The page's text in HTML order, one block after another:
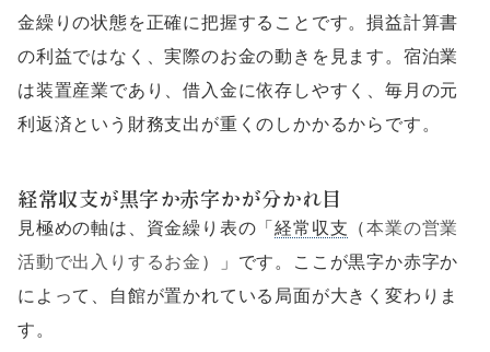
金繰りの状態を正確に把握することです。損益計算書
の利益ではなく、実際のお金の動きを見ます。宿泊業
は装置産業であり、借入金に依存しやすく、毎月の元
利返済という財務支出が重くのしかかるからです。
経常収支が黒字か赤字かが分かれ目
見極めの軸は、資金繰り表の「経常収支 （本業の営業
活動で出入りするお金 ）」です。ここが黒字か赤字か
によって、自館が置かれている局面が大きく変わりま
す。